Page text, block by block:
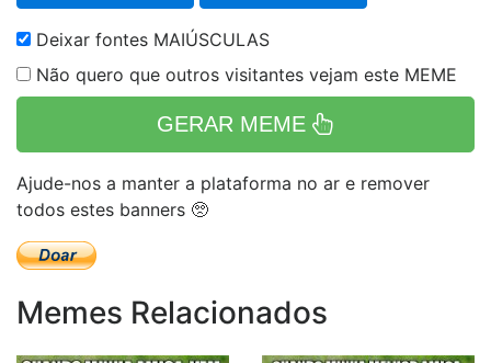
Deixar fontes MAIÚSCULAS
Não quero que outros visitantes vejam este MEME
GERAR MEME
Ajude-nos a manter a plataforma no ar e remover
todos estes banners 🥺
Memes Relacionados